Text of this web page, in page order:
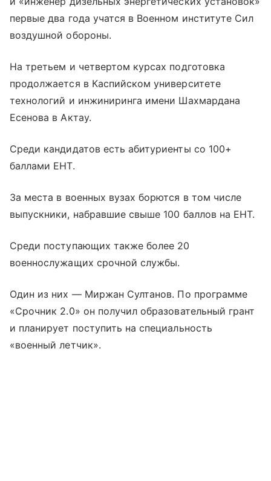
первые два года учатся в Военном институте Сил
воздушной обороны.
На третьем и четвертом курсах подготовка
продолжается в Каспийском университете
технологий и инжиниринга имени Шахмардана
Есенова в Актау.
Среди кандидатов есть абитуриенты со 100+
баллами ЕНТ.
За места в военных вузах борются в том числе
выпускники, набравшие свыше 100 баллов на ЕНТ.
Среди поступающих также более 20
военнослужащих срочной службы.
Один из них — Миржан Султанов. По программе
«Срочник 2.0» он получил образовательный грант
и планирует поступить на специальность
«военный летчик».